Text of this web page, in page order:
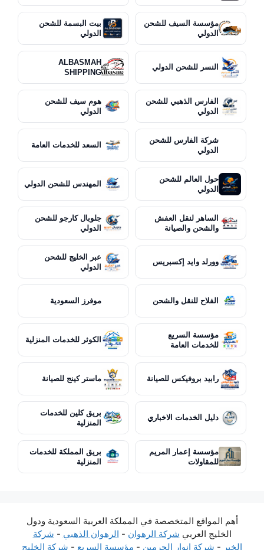
مؤسسة السيف للشحن
الدولي
بيت البسمة للشحن
الدولي
النسر للشحن الدولي
ALBASMAH
SHIPPING
الفارس الذهبي للشحن
الدولي
هوم سيف للشحن
الدولي
شركة الفارس للشحن
الدولي
السعد للخدمات العامة
حول العالم للشحن
الدولي
المهندس للشحن الدولي
الساهر لنقل العفش
والشحن والصيانة
جلوبال كارجو للشحن
الدولي
وورلد وايد إكسبريس
عبر الخليج للشحن
الدولي
الفلاح للنقل والشحن موفرز السعودية
مؤسسة السريع
للخدمات العامة
الكوثر للخدمات المنزلية
رابيد بروفيكس للصيانة ماستر كينج للصيانة
دليل الخدمات الاخباري
بريق كلين للخدمات
المنزلية
مؤسسة إعمار المريم
للمقاولات
بريق المملكة للخدمات
المنزلية
أهم المواقع المتخصصة في المملكة العربية السعودية ودول
الخليج العربي شركة الرهوان - الرهوان الذهبي - شركة
الخير - شركة انوار الحرمين - مؤسسة السريع - شركة الخليج